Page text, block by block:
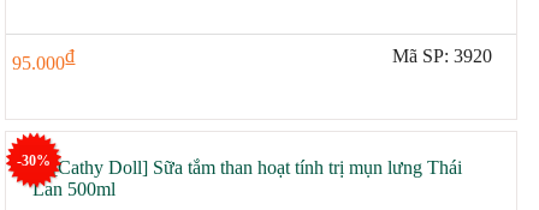
95.000đ Mã SP: 3920
-30%